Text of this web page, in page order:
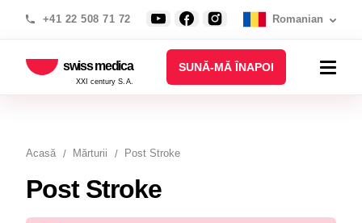
+41 22 508 71 72 Romanian
swiss medica
XXI century S.A.
SUNĂ-MĂ ÎNAPOI
Acasă Mărturii Post Stroke
Post Stroke